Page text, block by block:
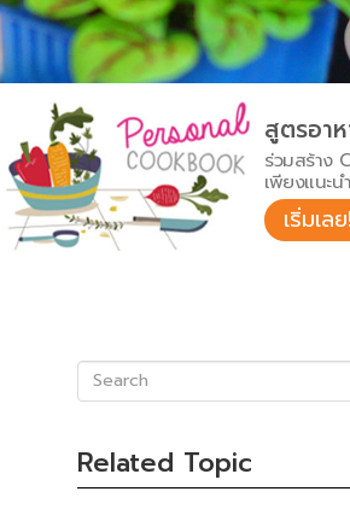
สูตรอา
ร่วมสร้าง
เพียงแนะ
เริ่มเลย!
Related Topic